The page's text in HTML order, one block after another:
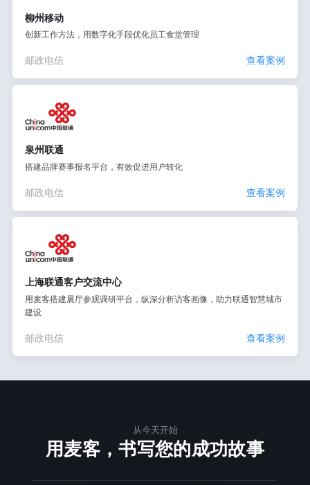
柳州移动
创新工作方法，用数字化手段优化员工食堂管理
邮政电信 查看案例
泉州联通
搭建品牌赛事报名平台，有效促进用户转化
邮政电信 查看案例
上海联通客户交流中心
用麦客搭建展厅参观调研平台，纵深分析访客画像，助力联通智慧城市
建设
邮政电信 查看案例
从今天开始
用麦客，书写您的成功故事